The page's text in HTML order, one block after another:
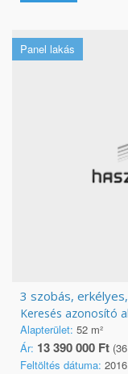
Panel lakás
3 szobás,
Keresés azonosító
Alapterület: 52 m²
Ár: 13 390 000 Ft
Feltöltés dátuma: